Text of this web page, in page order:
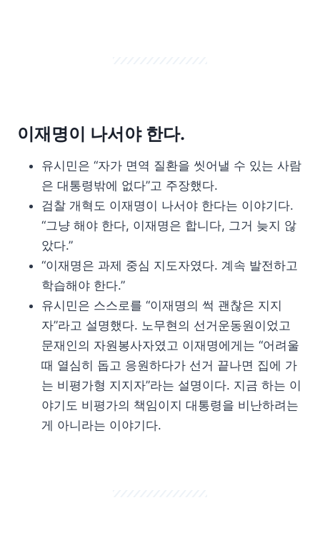
이재명이 나서야 한다.
유시민은 “자가 면역 질환을 씻어낼 수 있는 사람
은 대통령밖에 없다”고 주장했다.
검찰 개혁도 이재명이 나서야 한다는 이야기다.
“그냥 해야 한다, 이재명은 합니다, 그거 늦지 않
았다.”
“이재명은 과제 중심 지도자였다. 계속 발전하고
학습해야 한다.”
유시민은 스스로를 “이재명의 썩 괜찮은 지지
자”라고 설명했다. 노무현의 선거운동원이었고
문재인의 자원봉사자였고 이재명에게는 “어려울
때 열심히 돕고 응원하다가 선거 끝나면 집에 가
는 비평가형 지지자”라는 설명이다. 지금 하는 이
야기도 비평가의 책임이지 대통령을 비난하려는
게 아니라는 이야기다.